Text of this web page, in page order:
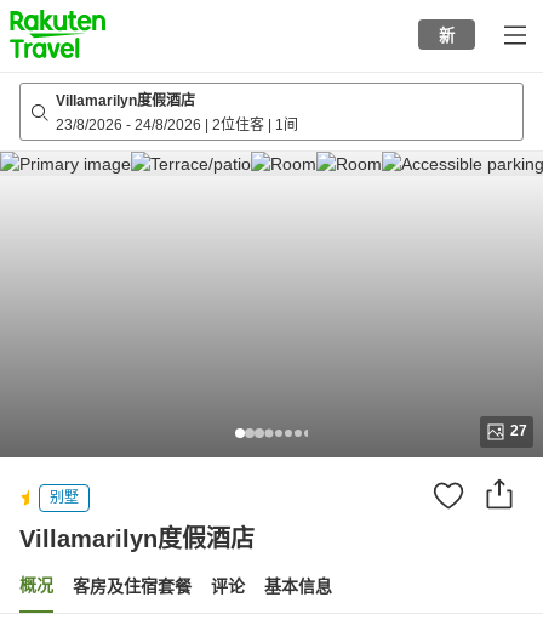
to
top
page
新
Villamarilyn度假酒店
23/8/2026 - 24/8/2026 2位住客 1间
27
别墅
Villamarilyn度假酒店
概况 客房及住宿套餐 评论 基本信息